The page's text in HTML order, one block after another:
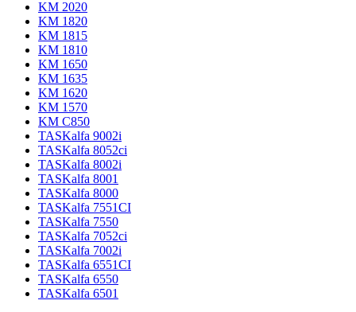
KM 2020
KM 1820
KM 1815
KM 1810
KM 1650
KM 1635
KM 1620
KM 1570
KM C850
TASKalfa 9002i
TASKalfa 8052ci
TASKalfa 8002i
TASKalfa 8001
TASKalfa 8000
TASKalfa 7551CI
TASKalfa 7550
TASKalfa 7052ci
TASKalfa 7002i
TASKalfa 6551CI
TASKalfa 6550
TASKalfa 6501